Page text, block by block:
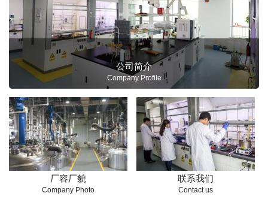
公司简介
Company Profile
厂容厂貌
Company Photo
联系我们
Contact us